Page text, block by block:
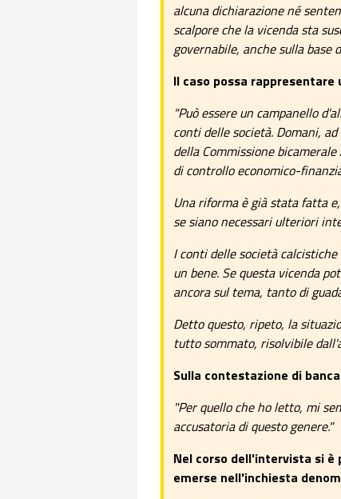
alcuna dichiarazione né
scalpore che la vicenda sta
governabile, anche sulla base
Il caso possa
"Può essere un campanello
conti delle società. Domani,
della Commissione
di controllo economico-
Una riforma è già stata fatta
se siano necessari ulteriori
I conti delle società
un bene. Se questa vicenda
ancora sul tema, tanto di
Detto questo, ripeto, la
tutto sommato, risolvibile
Sulla contestazione di
"Per quello che ho letto, mi
accusatoria di questo genere."
Nel corso dell'intervista si
emerse nell'inchiesta